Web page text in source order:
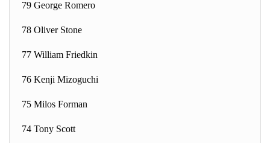
79 George Romero
78 Oliver Stone
77 William Friedkin
76 Kenji Mizoguchi
75 Milos Forman
74 Tony Scott